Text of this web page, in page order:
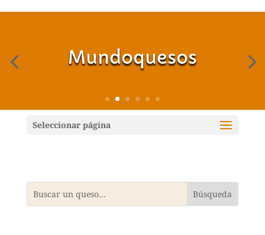
Mundoquesos
Seleccionar página